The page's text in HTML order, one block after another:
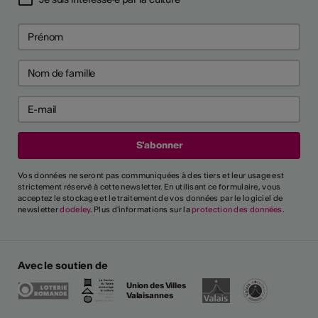
Vos données ne seront pas communiquées à des tiers et leur usage est
strictement réservé à cette newsletter. En utilisant ce formulaire, vous
acceptez le stockage et le traitement de vos données par le logiciel de
newsletterdodeley. Plus d'informations sur la protection des données.
Avec le soutien de
Union des Villes
Valaisannes